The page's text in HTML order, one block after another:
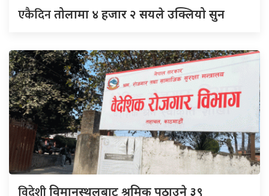
एकैदिनतोलामा ४ हजार २ सयले उक्लियो सुन
विमानस्थलबाट श्रमिक पठाउने ३९